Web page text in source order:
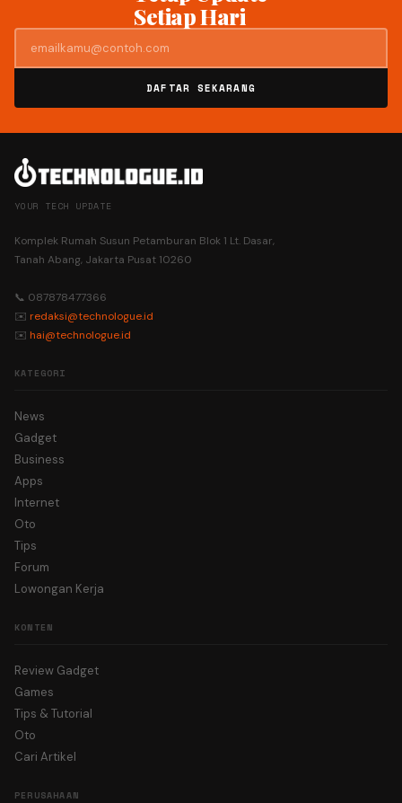
Setiap Hari
DAFTAR SEKARANG
YOUR TECH UPDATE
Komplek Rumah Susun Petamburan Blok 1 Lt. Dasar,
Tanah Abang, Jakarta Pusat 10260
📞 087878477366
✉️ redaksi@technologue.id
✉️ hai@technologue.id
KATEGORI
News
Gadget
Business
Apps
Internet
Oto
Tips
Forum
Lowongan Kerja
KONTEN
Review Gadget
Games
Tips & Tutorial
Oto
Cari Artikel
PERUSAHAAN